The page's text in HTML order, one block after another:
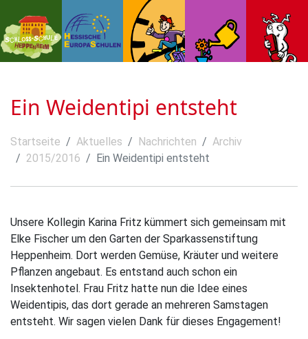
Ein Weidentipi entsteht
Startseite Aktuelles Nachrichten
Archiv
2015/2016
Ein Weidentipi entsteht
Unsere Kollegin Karina Fritz kümmert sich gemeinsam mit
Elke Fischer um den Garten der Sparkassenstiftung
Heppenheim. Dort werden Gemüse, Kräuter und weitere
Pflanzen angebaut. Es entstand auch schon ein
Insektenhotel. Frau Fritz hatte nun die Idee eines
Weidentipis, das dort gerade an mehreren Samstagen
entsteht. Wir sagen vielen Dank für dieses Engagement!